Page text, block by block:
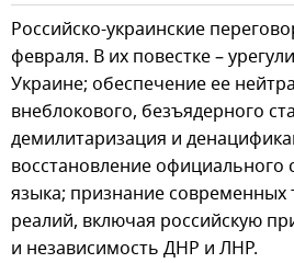
Российско-украинские
февраля. В их повестке –
Украине; обеспечение ее
внеблокового, безъядерного
демилитаризация и
восстановление официального
языка; признание
реалий, включая российскую
и независимость ДНР и ЛНР.